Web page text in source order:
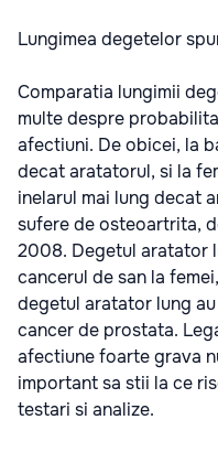
Lungimea degetelor
Comparatia lungimii
multe despre
afectiuni. De obicei, la
decat aratatorul, si la
inelarul mai lung decat
sufere de osteoartrita,
2008. Degetul aratator
cancerul de san la
degetul aratator lung
cancer de prostata.
afectiune foarte grava
important sa stii la ce
testari si analize.